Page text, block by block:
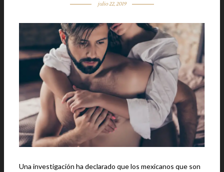
julio 22, 2019
Una investigación ha declarado que los mexicanos que son